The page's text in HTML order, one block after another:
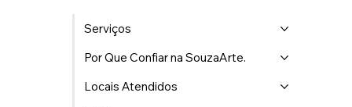
Serviços
Por Que Confiar na SouzaArte.
Locais Atendidos